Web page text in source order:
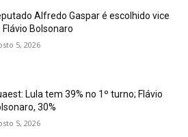
Alfredo Gaspar é escolhido vice
Flávio Bolsonaro
5, 2026
Lula tem 39% no 1º turno; Flávio
30%
5, 2026